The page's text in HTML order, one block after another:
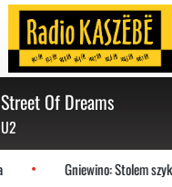
Street Of Dreams
U2
Gniewino: Stolem